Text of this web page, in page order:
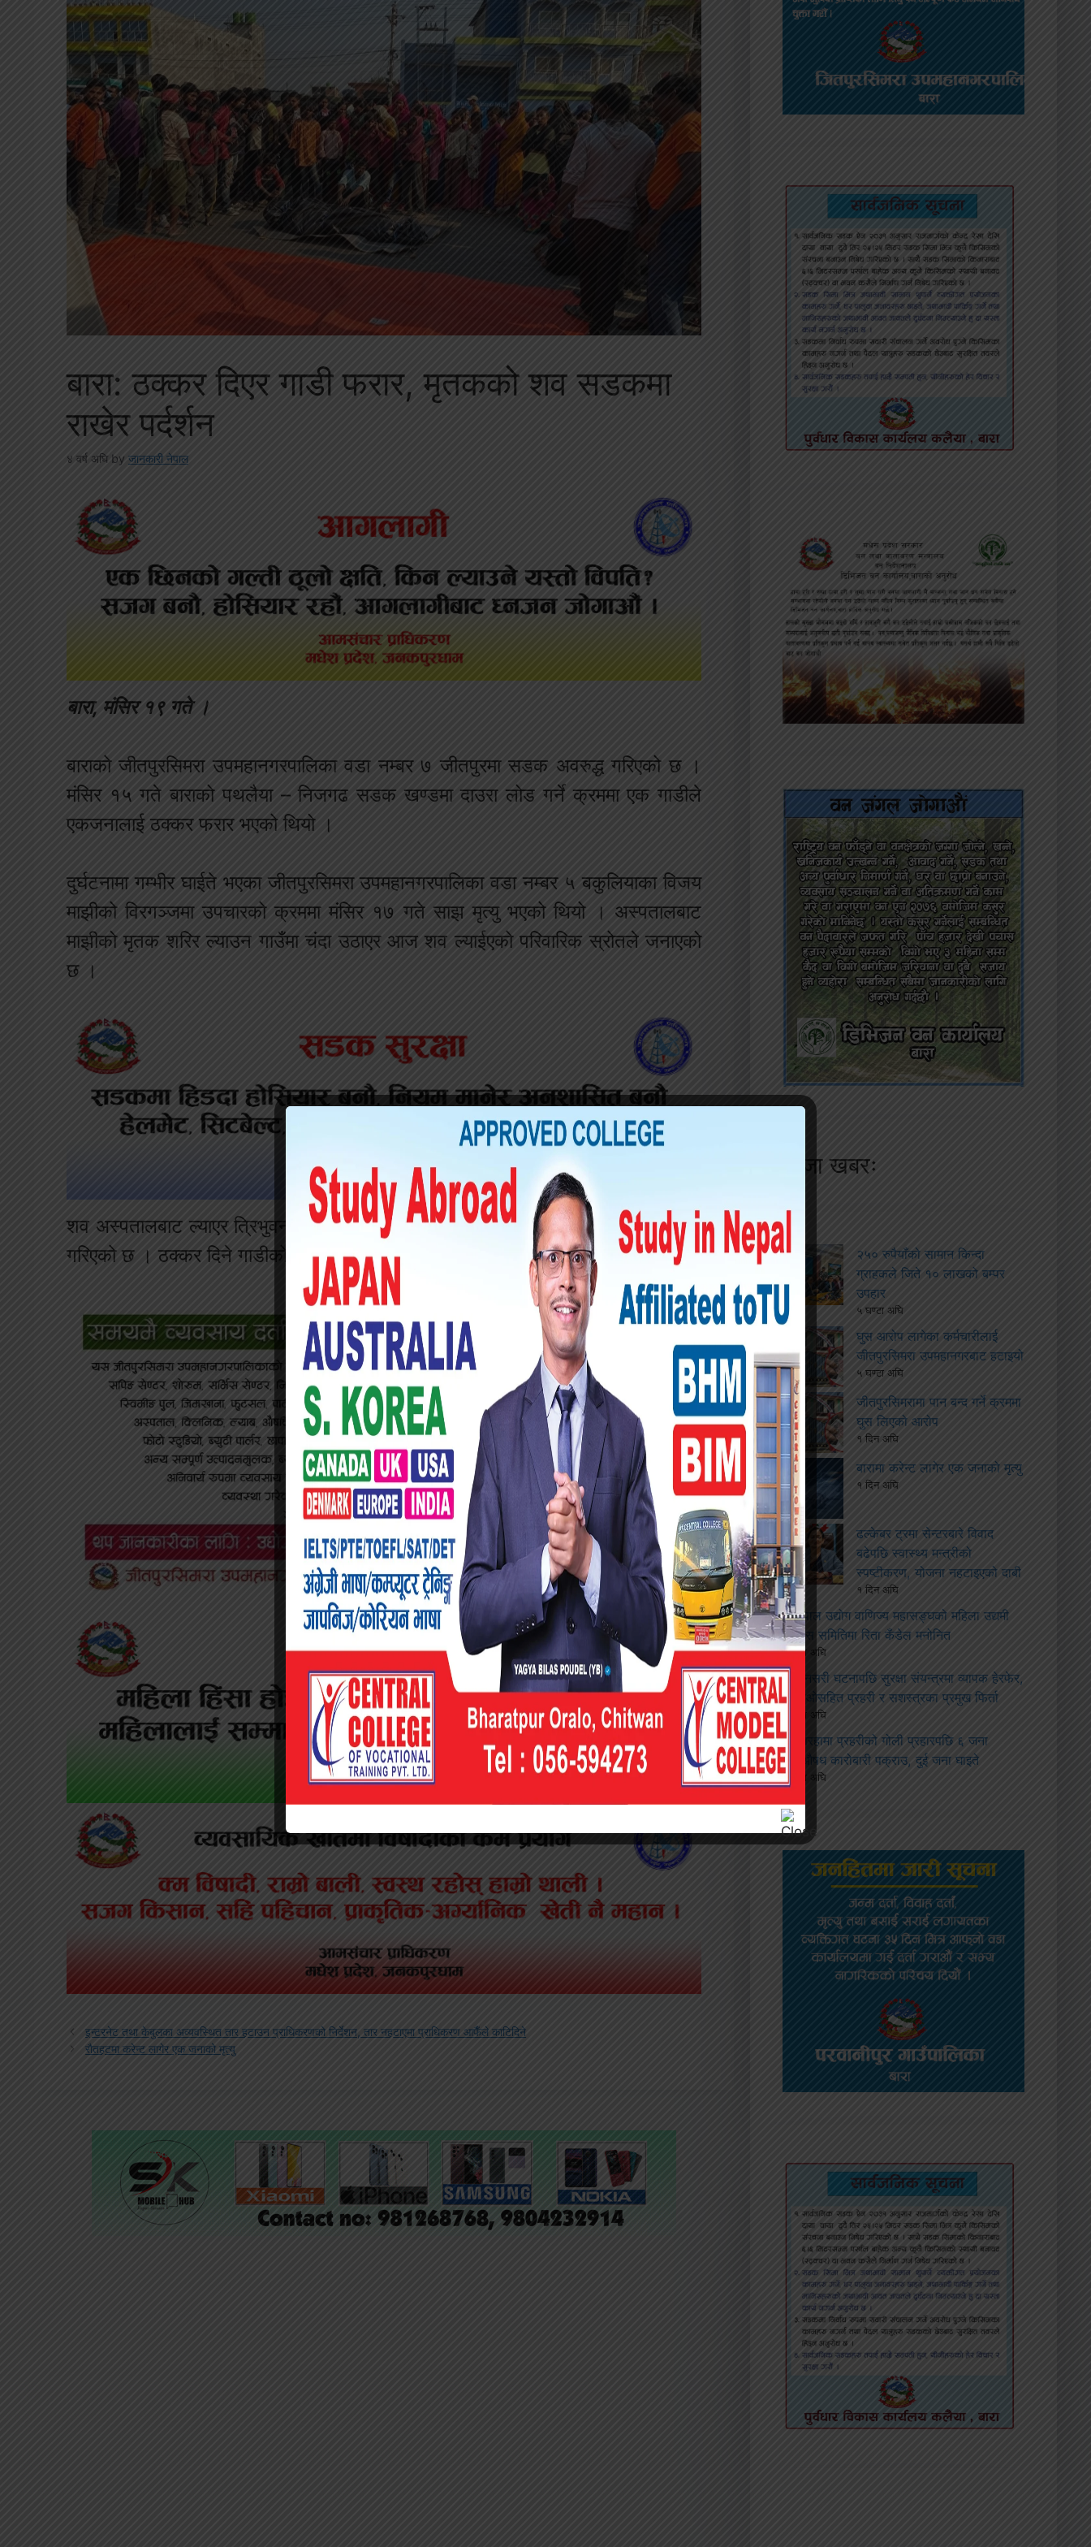
बारा: ठक्कर दिएर गाडी फरार, मृतकको शव सडकमा
राखेर पर्दर्शन
४ वर्ष अघि by जानकारी नेपाल
बारा, मंसिर १९ गते ।
बाराको जीतपुरसिमरा उपमहानगरपालिका वडा नम्बर ७ जीतपुरमा सडक अवरुद्ध गरिएको छ ।
मंसिर १५ गते बाराको पथलैया – निजगढ सडक खण्डमा दाउरा लोड गर्ने क्रममा एक गाडीले
एकजनालाई ठक्कर फरार भएको थियो ।
दुर्घटनामा गम्भीर घाईते भएका जीतपुरसिमरा उपमहानगरपालिका वडा नम्बर ५ बकुलियाका विजय
माझीको विरगञ्जमा उपचारको क्रममा मंसिर १७ गते साझ मृत्यु भएको थियो । अस्पतालबाट
माझीको मृतक शरिर ल्याउन गाउँमा चंदा उठाएर आज शव ल्याईएको परिवारिक स्रोतले जनाएको
छ ।
शव अस्पतालबाट ल्याएर त्रिभुवन राजपथमा राखेर सडक बन्द गरि मृतकको उचित न्यायको माग
गरिएको छ । ठक्कर दिने गाडीको तिव्रगतिमा खोजी भैरहेको प्रहरीले जनाएको छ ।
इन्टरनेट तथा केबुलका अव्यवस्थित तार हटाउन प्राधिकरणको निर्देशन, तार नहटाएमा प्राधिकरण आफैँले काटिदिने
रौतहटमा करेन्ट लागेर एक जनाको मृत्यु
ताजा खबरः
२५० रुपैयाँको सामान किन्दा
ग्राहकले जिते १० लाखको बम्पर
उपहार
५ घण्टा अघि
घुस आरोप लागेका कर्मचारीलाई
जीतपुरसिमरा उपमहानगरबाट हटाइयो
५ घण्टा अघि
जीतपुरसिमरामा पान बन्द गर्ने क्रममा
घुस लिएको आरोप
१ दिन अघि
बारामा करेन्ट लागेर एक जनाको मृत्यु
१ दिन अघि
ढल्केबर ट्रमा सेन्टरबारे विवाद
बढेपछि स्वास्थ्य मन्त्रीको
स्पष्टीकरण, योजना नहटाइएको दाबी
१ दिन अघि
नेपाल उद्योग वाणिज्य महासङ्घको महिला उद्यमी
विकास समितिमा रिता कँडेल मनोनित
२ हप्ता अघि
सुनसरी घटनापछि सुरक्षा संयन्त्रमा व्यापक हेरफेर,
सीडीओसहित प्रहरी र सशस्त्रका प्रमुख फिर्ता
२ हप्ता अघि
सिरहामा प्रहरीको गोली प्रहारपछि ६ जना
लागूऔषध कारोबारी पक्राउ, दुई जना घाइते
२ हप्ता अघि